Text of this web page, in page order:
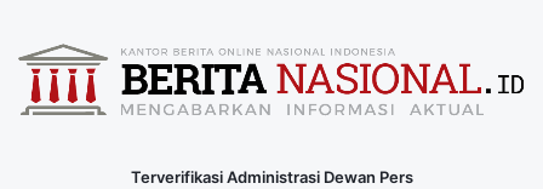
Terverifikasi Administrasi Dewan Pers